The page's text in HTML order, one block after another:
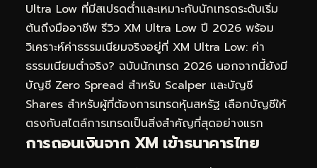
Ultra Low ที่มีสเปรดต่ำและเหมาะกับนักเทรดระดับเริ่ม
ต้นถึงมืออาชีพ รีวิว XM Ultra Low ปี 2026 พร้อม
วิเคราะห์ค่าธรรมเนียมจริงอยู่ที่ XM Ultra Low: ค่า
ธรรมเนียมต่ำจริง? ฉบับนักเทรด 2026 นอกจากนี้ยังมี
บัญชี Zero Spread สำหรับ Scalper และบัญชี
Shares สำหรับผู้ที่ต้องการเทรดหุ้นสหรัฐ เลือกบัญชีให้
ตรงกับสไตล์การเทรดเป็นสิ่งสำคัญที่สุดอย่างแรก
การถอนเงินจาก XM เข้าธนาคารไทย